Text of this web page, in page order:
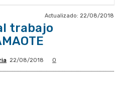
Actualizado: 22/08/2018
trabajo
22/08/2018 0